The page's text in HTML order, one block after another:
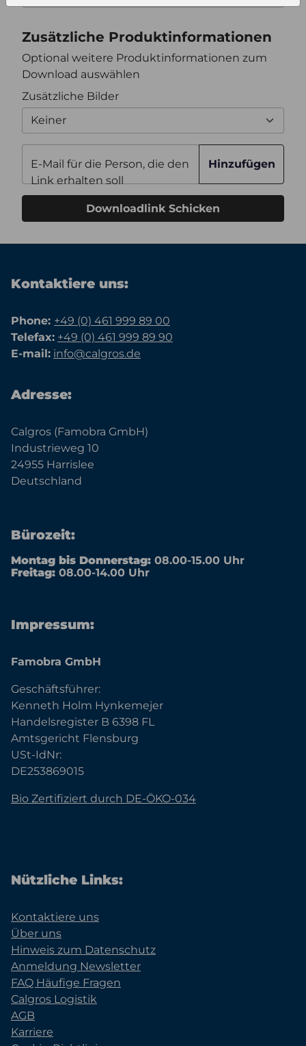
Zusätzliche Produktinformationen
Optional weitere Produktinformationen zum
Download auswählen
Zusätzliche Bilder
Keiner
E-Mail für die Person, die den
Link erhalten soll
Hinzufügen
Downloadlink Schicken
Kontaktiere uns:
Phone: +49 (0) 461 999 89 00
Telefax: +49 (0) 461 999 89 90
E-mail: info@calgros.de
Adresse:
Calgros (Famobra GmbH)
Industrieweg 10
24955 Harrislee
Deutschland
Bürozeit:
Montag bis Donnerstag: 08.00-15.00 Uhr
Freitag: 08.00-14.00 Uhr
Impressum:
Famobra GmbH
Geschäftsführer:
Kenneth Holm Hynkemejer
Handelsregister B 6398 FL
Amtsgericht Flensburg
USt-IdNr:
DE253869015
Bio Zertifiziert durch DE-ÖKO-034
Nützliche Links:
Kontaktiere uns
Über uns
Hinweis zum Datenschutz
Anmeldung Newsletter
FAQ Häufige Fragen
Calgros Logistik
AGB
Karriere